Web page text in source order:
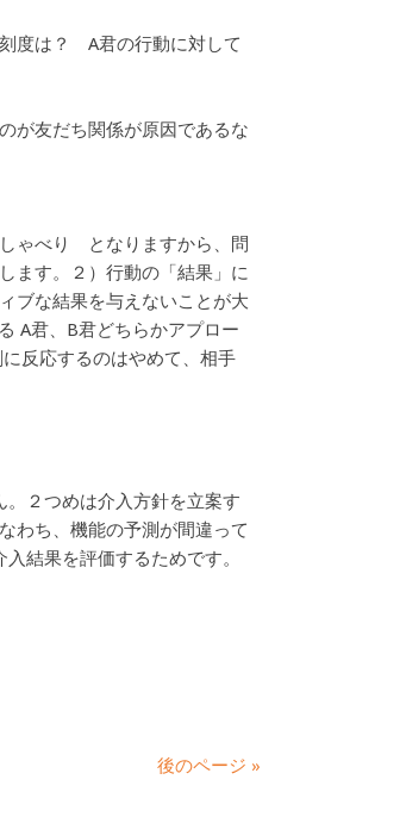
度は？ A君の行動に対して
が友だち関係が原因であるな
ゃべり となりますから、問
ます。２）行動の「結果」に
ブな結果を与えないことが大
A君、B君どちらかアプロー
反応するのはやめて、相手
２つめは介入方針を立案す
わち、機能の予測が間違って
結果を評価するためです。
後のページ »